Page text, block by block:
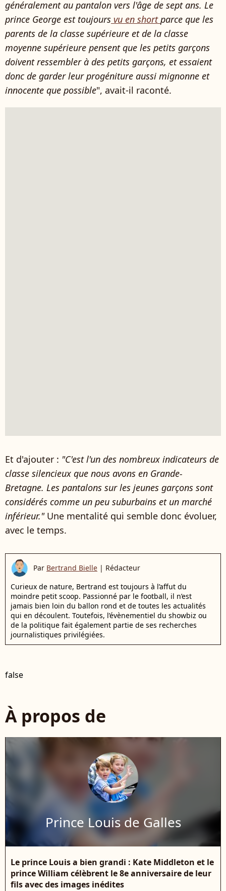
généralement au pantalon vers l'âge de sept ans. Le
prince George est toujours vu en shortparce que les
parents de la classe supérieure et de la classe
moyenne supérieure pensent que les petits garçons
doivent ressembler à des petits garçons, et essaient
donc de garder leur progéniture aussi mignonne et
innocente que possible", avait-il raconté.
Et d'ajouter : "C'est l'un des nombreux indicateurs de
classe silencieux que nous avons en Grande-
Bretagne. Les pantalons sur les jeunes garçons sont
considérés comme un peu suburbains et un marché
inférieur." Une mentalité qui semble donc évoluer,
avec le temps.
Par Bertrand Bielle | Rédacteur
Curieux de nature, Bertrand est toujours à l’affut du
moindre petit scoop. Passionné par le football, il n’est
jamais bien loin du ballon rond et de toutes les actualités
qui en découlent. Toutefois, l’évènementiel du showbiz ou
de la politique fait également partie de ses recherches
journalistiques privilégiées.
false
À propos de
Prince Louis de Galles
Le prince Louis a bien grandi : Kate Middleton et le
prince William célèbrent le 8e anniversaire de leur
fils avec des images inédites